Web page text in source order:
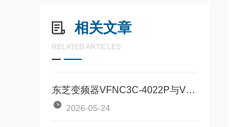
相关文章
RELATED ARTICLES
东芝变频器VFNC3C-4022P与VFNC3C-4055P对比：两款定位器该如何按需选型？
2026-05-24